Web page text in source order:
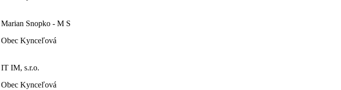
Marian Snopko - M S
Obec Kynceľová
IT IM, s.r.o.
Obec Kynceľová